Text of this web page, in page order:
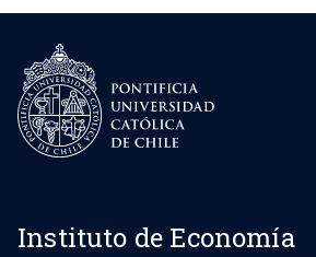
Instituto de Economía